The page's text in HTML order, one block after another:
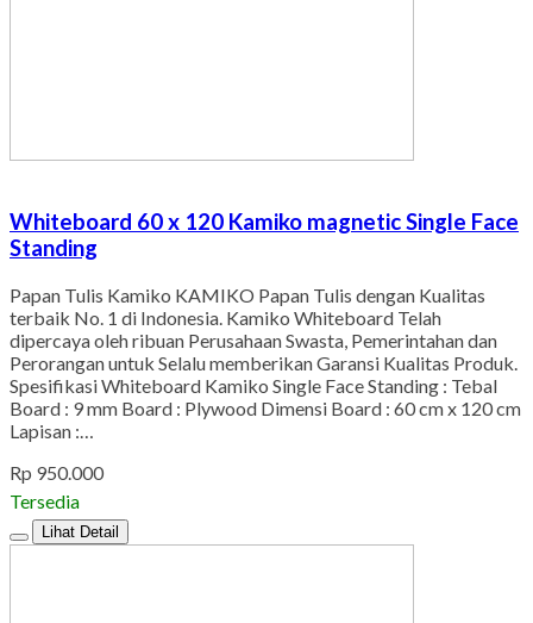
Whiteboard 60 x 120 Kamiko magnetic Single Face
Standing
Papan Tulis Kamiko KAMIKO Papan Tulis dengan Kualitas
terbaik No. 1 di Indonesia. Kamiko Whiteboard Telah
dipercaya oleh ribuan Perusahaan Swasta, Pemerintahan dan
Perorangan untuk Selalu memberikan Garansi Kualitas Produk.
Spesifikasi Whiteboard Kamiko Single Face Standing : Tebal
Board : 9 mm Board : Plywood Dimensi Board : 60 cm x 120 cm
Lapisan :…
Rp 950.000
Tersedia
Lihat Detail